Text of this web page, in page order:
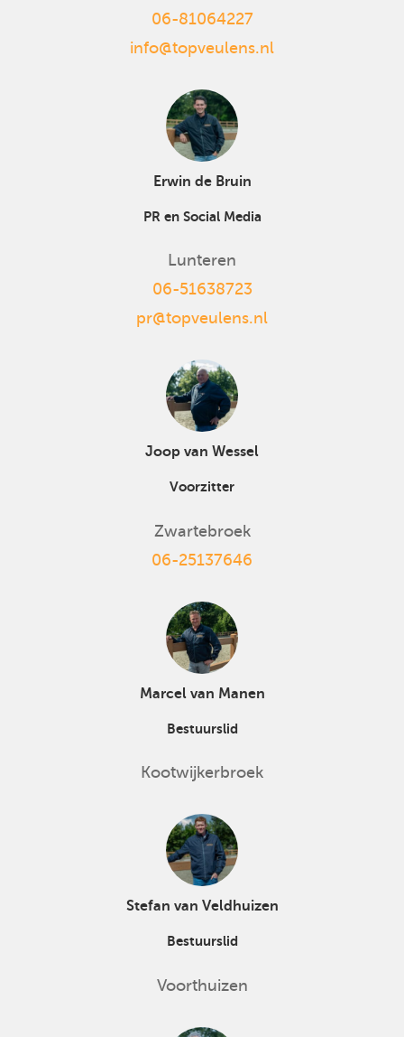
06-81064227
info@topveulens.nl
Erwin de Bruin
PR en Social Media
Lunteren
06-51638723
pr@topveulens.nl
Joop van Wessel
Voorzitter
Zwartebroek
06-25137646
Marcel van Manen
Bestuurslid
Kootwijkerbroek
Stefan van Veldhuizen
Bestuurslid
Voorthuizen